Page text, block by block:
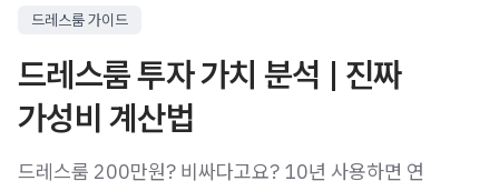
드레스룸 가이드
드레스룸 투자 가치 분석 | 진짜
가성비 계산법
드레스룸 200만원? 비싸다고요? 10년 사용하면 연